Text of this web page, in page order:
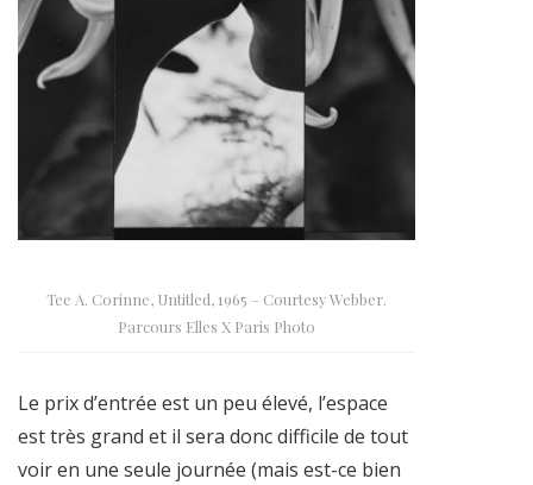
Tee A. Corinne, Untitled, 1965 – Courtesy Webber.
Parcours Elles X Paris Photo
Le prix d’entrée est un peu élevé, l’espace
est très grand et il sera donc difficile de tout
voir en une seule journée (mais est-ce bien